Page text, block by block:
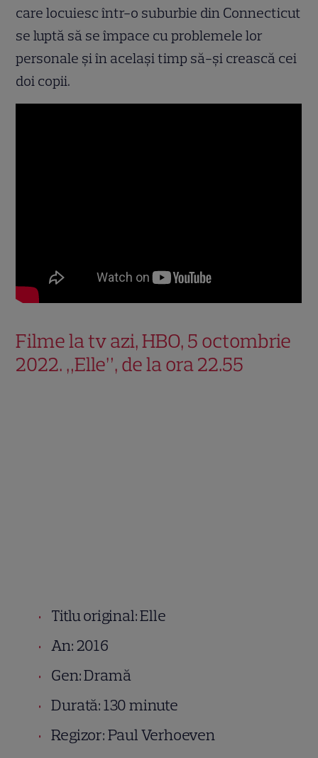
care locuiesc într-o suburbie din Connecticut
se luptă să se împace cu problemele lor
personale şi în acelaşi timp să-şi crească cei
doi copii.
Filme la tv azi, HBO, 5 octombrie
2022. „Elle”, de la ora 22.55
Titlu original: Elle
An: 2016
Gen: Dramă
Durată: 130 minute
Regizor: Paul Verhoeven